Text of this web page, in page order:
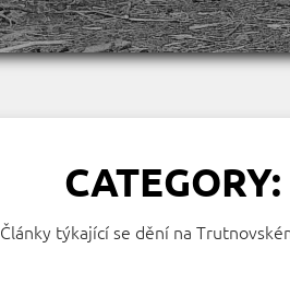
Články týkající se dění na